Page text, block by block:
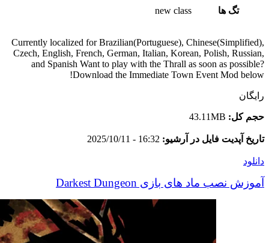
تگ ها new class
Currently localized for Brazilian(Portuguese), Chinese(Simplified),
Czech, English, French, German, Italian, Korean, Polish, Russian,
and Spanish Want to play with the Thrall as soon as possible?
Download the Immediate Town Event Mod below!
رایگان
حجم کل: 43.11MB
تاریخ آپدیت فایل در آرشیو: 16:32 - 2025/10/11
دانلود
آموزش نصب ماد های بازی Darkest Dungeon